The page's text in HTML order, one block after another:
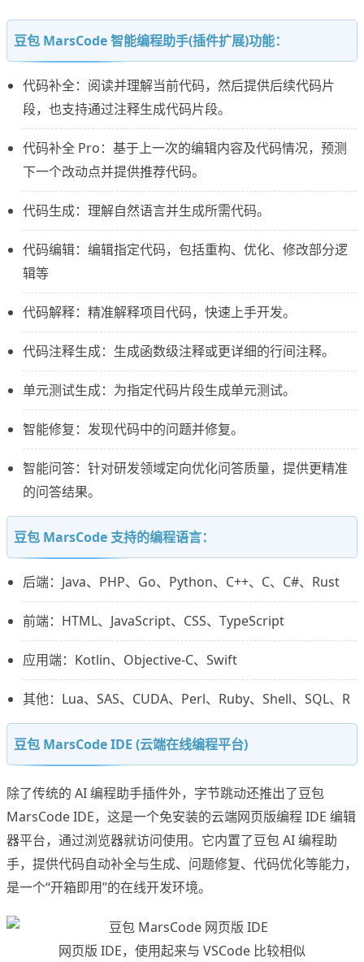
豆包 MarsCode 智能编程助手(插件扩展)功能：
代码补全：阅读并理解当前代码，然后提供后续代码片
段，也支持通过注释生成代码片段。
代码补全 Pro：基于上一次的编辑内容及代码情况，预测
下一个改动点并提供推荐代码。
代码生成：理解自然语言并生成所需代码。
代码编辑：编辑指定代码，包括重构、优化、修改部分逻
辑等
代码解释：精准解释项目代码，快速上手开发。
代码注释生成：生成函数级注释或更详细的行间注释。
单元测试生成：为指定代码片段生成单元测试。
智能修复：发现代码中的问题并修复。
智能问答：针对研发领域定向优化问答质量，提供更精准
的问答结果。
豆包 MarsCode 支持的编程语言：
后端：Java、PHP、Go、Python、C++、C、C#、Rust
前端：HTML、JavaScript、CSS、TypeScript
应用端：Kotlin、Objective-C、Swift
其他：Lua、SAS、CUDA、Perl、Ruby、Shell、SQL、R
豆包 MarsCode IDE (云端在线编程平台)
除了传统的 AI 编程助手插件外，字节跳动还推出了豆包
MarsCode IDE，这是一个免安装的云端网页版编程 IDE 编辑
器平台，通过浏览器就访问使用。它内置了豆包 AI 编程助
手，提供代码自动补全与生成、问题修复、代码优化等能力，
是一个“开箱即用”的在线开发环境。
网页版 IDE，使用起来与 VSCode 比较相似